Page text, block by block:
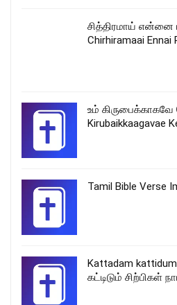
சித்திரமாய் என்னை
Chirhiramaai Ennai
உம் கிருபைக்காகவே
Kirubaikkaagavae
Tamil Bible Verse
Kattadam
கட்டிடும் சிற்பிகள்